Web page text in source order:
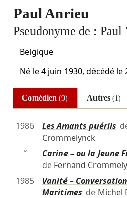
Paul Anrieu
Pseudonyme de : Paul
Belgique
Né le4 juin 1930, décédé le
Comédien(9) Autres (1)
1986 Les Amants puérils
Crommelynck
″
Carine – ou la Jeune
de Fernand
1985
Vanité –
Maritimes de Michel